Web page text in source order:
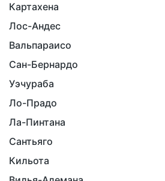
Картахена
Лос-Андес
Вальпараисо
Сан-Бернардо
Уэчураба
Ло-Прадо
Ла-Пинтана
Сантьяго
Кильота